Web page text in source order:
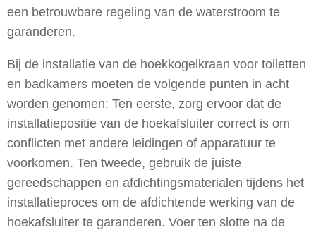
een betrouwbare regeling van de waterstroom te
garanderen.
Bij de installatie van de hoekkogelkraan voor toiletten
en badkamers moeten de volgende punten in acht
worden genomen: Ten eerste, zorg ervoor dat de
installatiepositie van de hoekafsluiter correct is om
conflicten met andere leidingen of apparatuur te
voorkomen. Ten tweede, gebruik de juiste
gereedschappen en afdichtingsmaterialen tijdens het
installatieproces om de afdichtende werking van de
hoekafsluiter te garanderen. Voer ten slotte na de